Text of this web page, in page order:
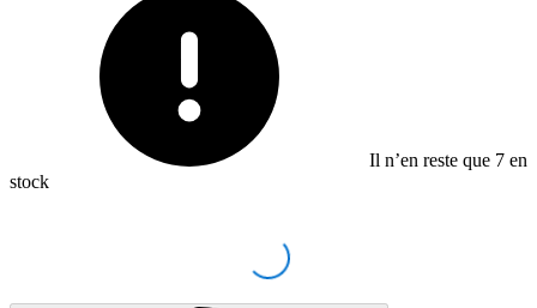
Il n’en reste que 7 en
stock
Loading...